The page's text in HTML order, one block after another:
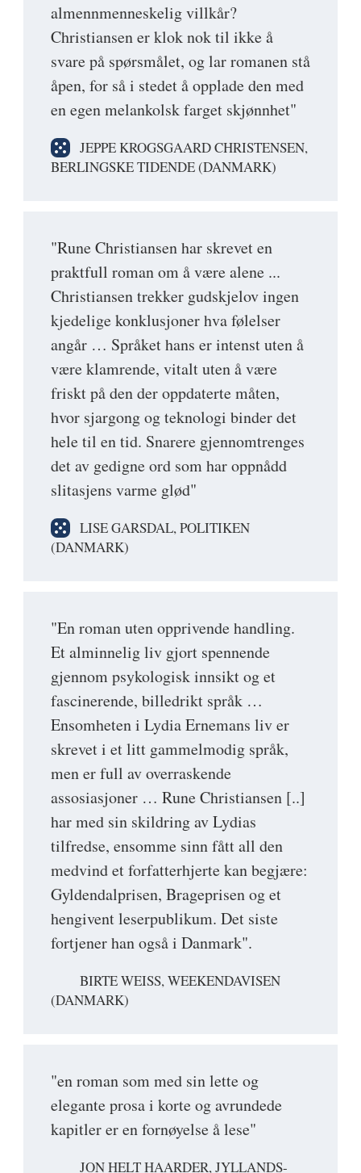
almennmenneskelig villkår?
Christiansen er klok nok til ikke å
svare på spørsmålet, og lar romanen stå
åpen, for så i stedet å opplade den med
en egen melankolsk farget skjønnhet"
JEPPE KROGSGAARD CHRISTENSEN,
BERLINGSKE TIDENDE (DANMARK)
"Rune Christiansen har skrevet en
praktfull roman om å være alene ...
Christiansen trekker gudskjelov ingen
kjedelige konklusjoner hva følelser
angår … Språket hans er intenst uten å
være klamrende, vitalt uten å være
friskt på den der oppdaterte måten,
hvor sjargong og teknologi binder det
hele til en tid. Snarere gjennomtrenges
det av gedigne ord som har oppnådd
slitasjens varme glød"
LISE GARSDAL, POLITIKEN
(DANMARK)
"En roman uten opprivende handling.
Et alminnelig liv gjort spennende
gjennom psykologisk innsikt og et
fascinerende, billedrikt språk …
Ensomheten i Lydia Ernemans liv er
skrevet i et litt gammelmodig språk,
men er full av overraskende
assosiasjoner … Rune Christiansen [..]
har med sin skildring av Lydias
tilfredse, ensomme sinn fått all den
medvind et forfatterhjerte kan begjære:
Gyldendalprisen, Brageprisen og et
hengivent leserpublikum. Det siste
fortjener han også i Danmark".
BIRTE WEISS, WEEKENDAVISEN
(DANMARK)
"en roman som med sin lette og
elegante prosa i korte og avrundede
kapitler er en fornøyelse å lese"
JON HELT HAARDER, JYLLANDS-